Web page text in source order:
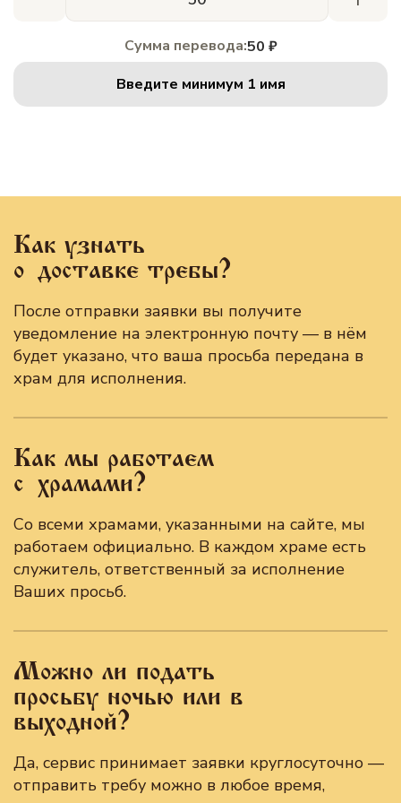
Сумма перевода:50 ₽
Введите минимум 1 имя
Как узнать
о доставке требы?
После отправки заявки вы получите
уведомление на электронную почту — в нём
будет указано, что ваша просьба передана в
храм для исполнения.
Как мы работаем
с храмами?
Со всеми храмами, указанными на сайте, мы
работаем официально. В каждом храме есть
служитель, ответственный за исполнение
Ваших просьб.
Можно ли подать
просьбу ночью или в
выходной?
Да, сервис принимает заявки круглосуточно —
отправить требу можно в любое время,